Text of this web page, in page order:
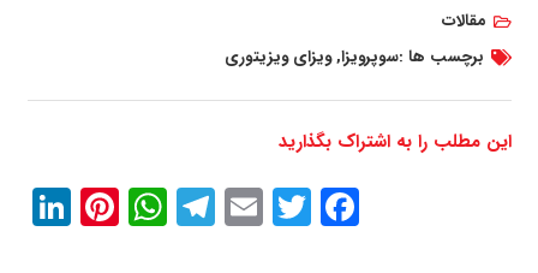
مقالات
برچسب ها :سوپرویزا,ویزای ویزیتوری
این مطلب را به اشتراک بگذارید
Facebook
Twitter
Email
Telegram